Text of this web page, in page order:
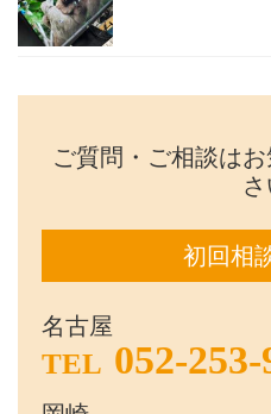
ご質問・ご相談は
初回相
名古屋
TEL 052-253-